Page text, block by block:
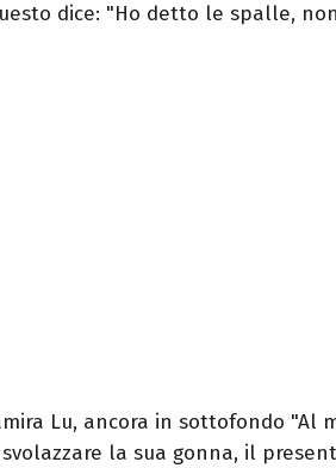
dice: "Ho detto le spalle,
Lu, ancora in sottofondo "Al
la sua gonna, il